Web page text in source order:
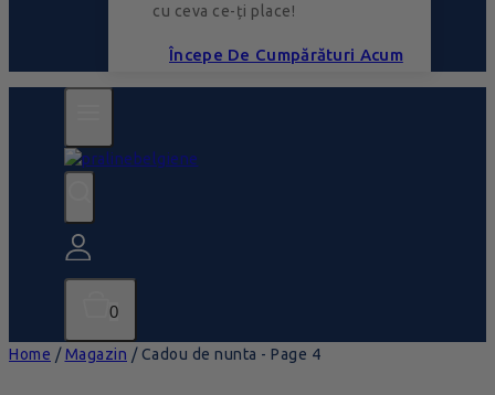
cu ceva ce-ți place!
Începe De Cumpărături Acum
0
Home / Magazin / Cadou de nunta - Page 4